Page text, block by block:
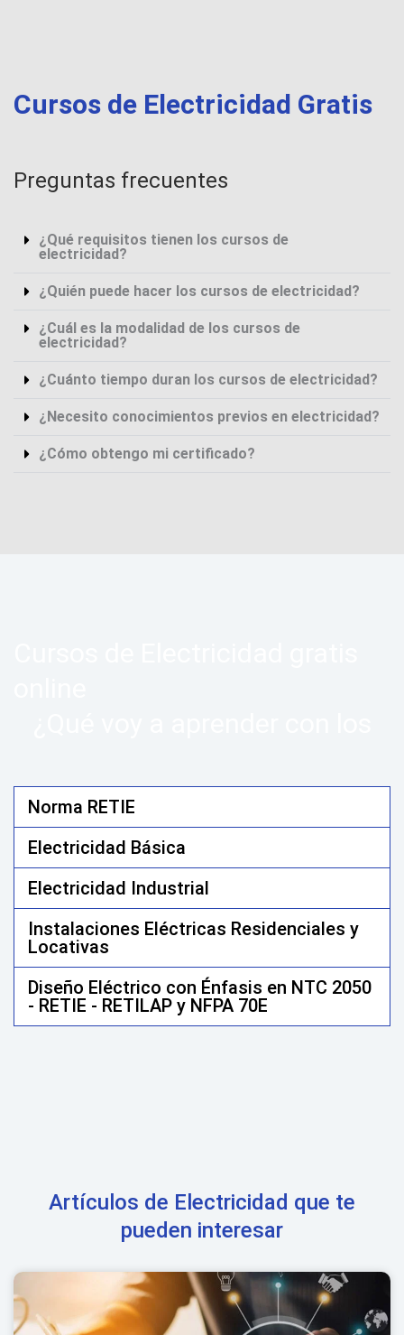
Cursos de Electricidad Gratis
Preguntas frecuentes
¿Qué requisitos tienen los cursos de
electricidad?
¿Quién puede hacer los cursos de electricidad?
¿Cuál es la modalidad de los cursos de
electricidad?
¿Cuánto tiempo duran los cursos de electricidad?
¿Necesito conocimientos previos en electricidad?
¿Cómo obtengo mi certificado?
Norma RETIE
Electricidad Básica
Electricidad Industrial
Instalaciones Eléctricas Residenciales y
Locativas
Diseño Eléctrico con Énfasis en NTC 2050
- RETIE - RETILAP y NFPA 70E
Artículos de Electricidad que te
pueden interesar